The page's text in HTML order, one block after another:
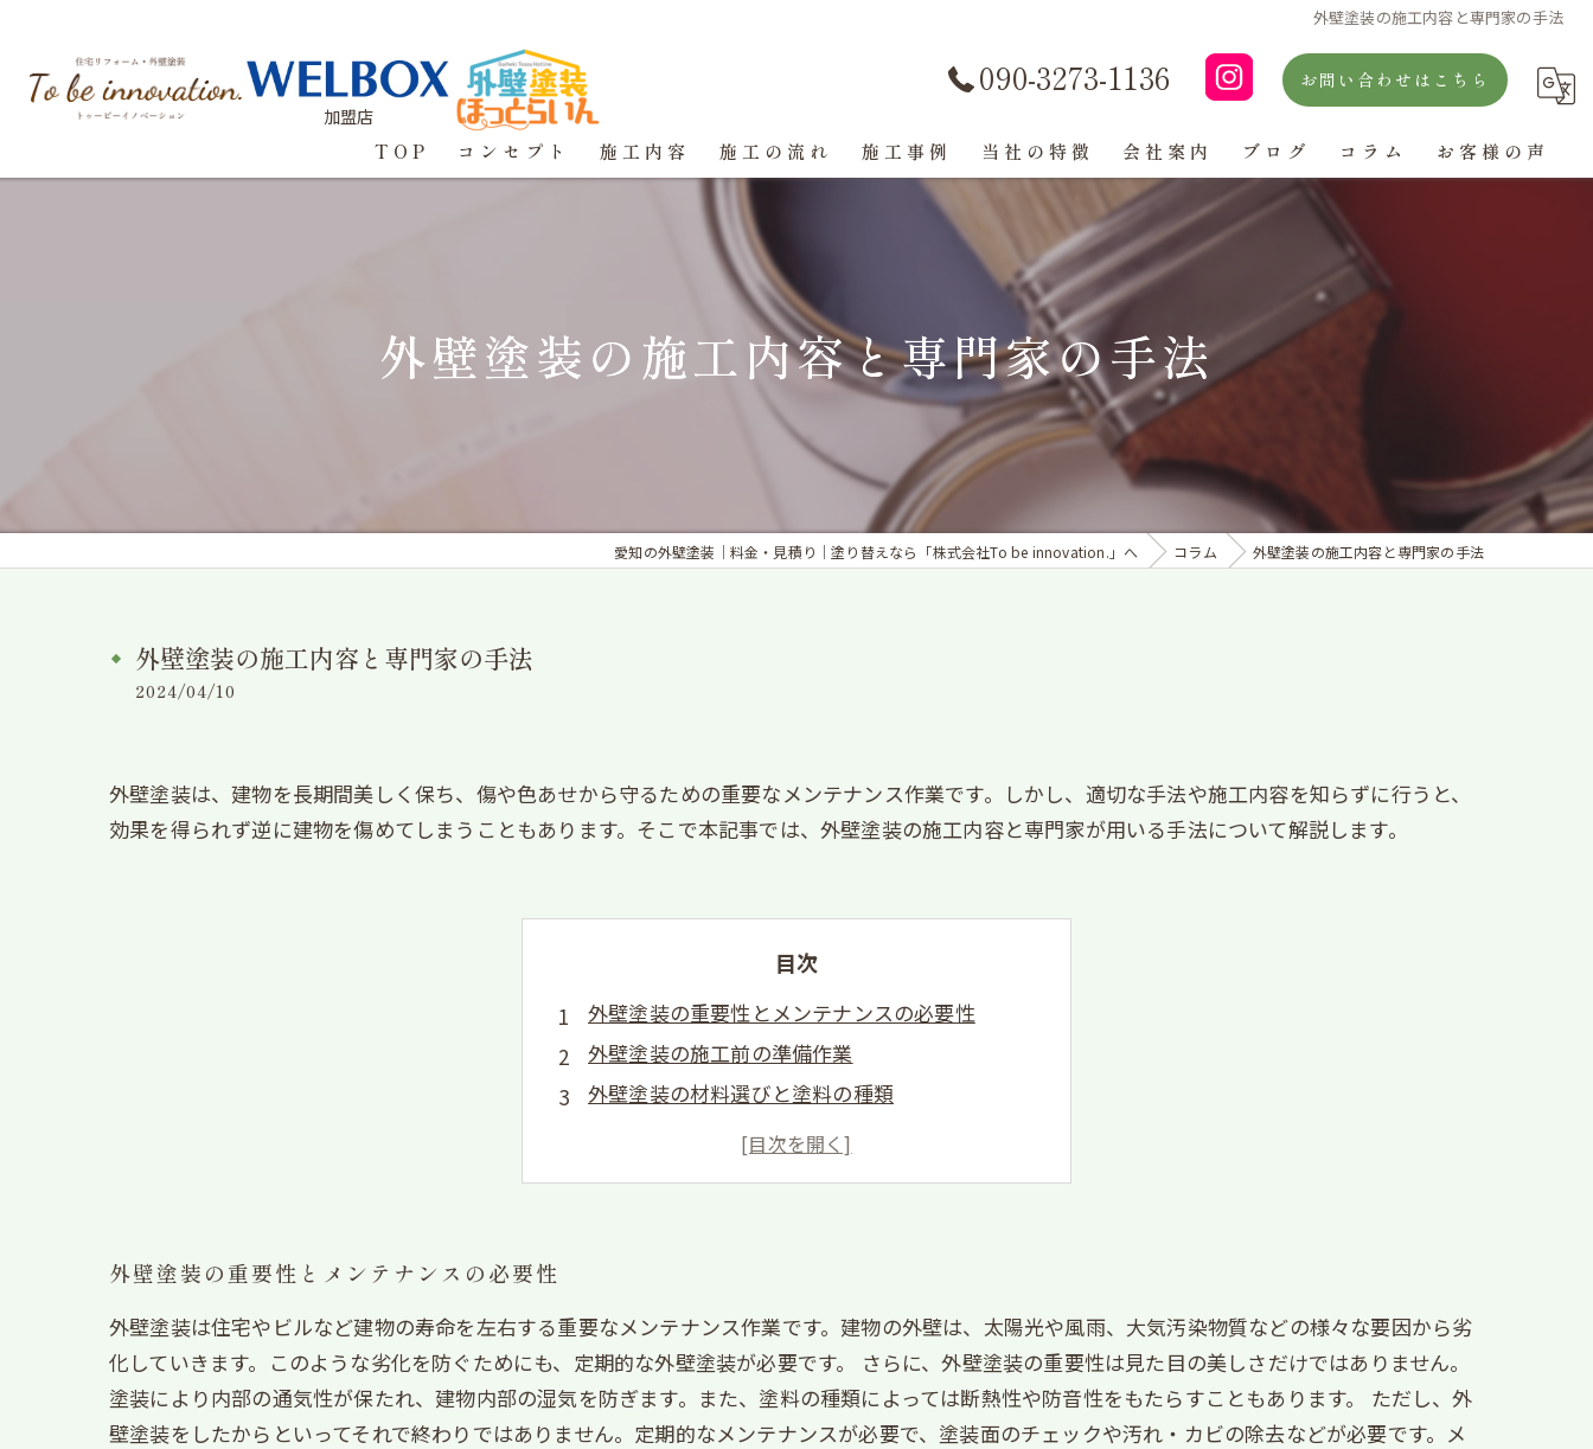
外壁塗装の施工内容と専門家の手法
加盟店
090-3273-1136 お問い合わせはこちら
TOP コンセプト 施工内容 施工の流れ 施工事例 当社の特徴
戸建て
マンション
防水工事
コーキング
会社案内
よくある質問
ブログ コラム お客様の声
外壁塗装の施工内容と専門家の手法
愛知の外壁塗装｜料金・見積り｜塗り替えなら「株式会社To be innovation.」へ コラム 外壁塗装の施工内容と専門家の手法
外壁塗装の施工内容と専門家の手法
2024/04/10
外壁塗装は、建物を長期間美しく保ち、傷や色あせから守るための重要なメンテナンス作業です。しかし、適切な手法や施工内容を知らずに行うと、
効果を得られず逆に建物を傷めてしまうこともあります。そこで本記事では、外壁塗装の施工内容と専門家が用いる手法について解説します。
目次
外壁塗装の重要性とメンテナンスの必要性
外壁塗装の施工前の準備作業
外壁塗装の材料選びと塗料の種類
外壁塗装の施工手順と工程
外壁塗装の重要性とメンテナンスの必要性
外壁塗装は住宅やビルなど建物の寿命を左右する重要なメンテナンス作業です。建物の外壁は、太陽光や風雨、大気汚染物質などの様々な要因から劣
化していきます。このような劣化を防ぐためにも、定期的な外壁塗装が必要です。 さらに、外壁塗装の重要性は見た目の美しさだけではありません。
塗装により内部の通気性が保たれ、建物内部の湿気を防ぎます。また、塗料の種類によっては断熱性や防音性をもたらすこともあります。 ただし、外
壁塗装をしたからといってそれで終わりではありません。定期的なメンテナンスが必要で、塗装面のチェックや汚れ・カビの除去などが必要です。メ